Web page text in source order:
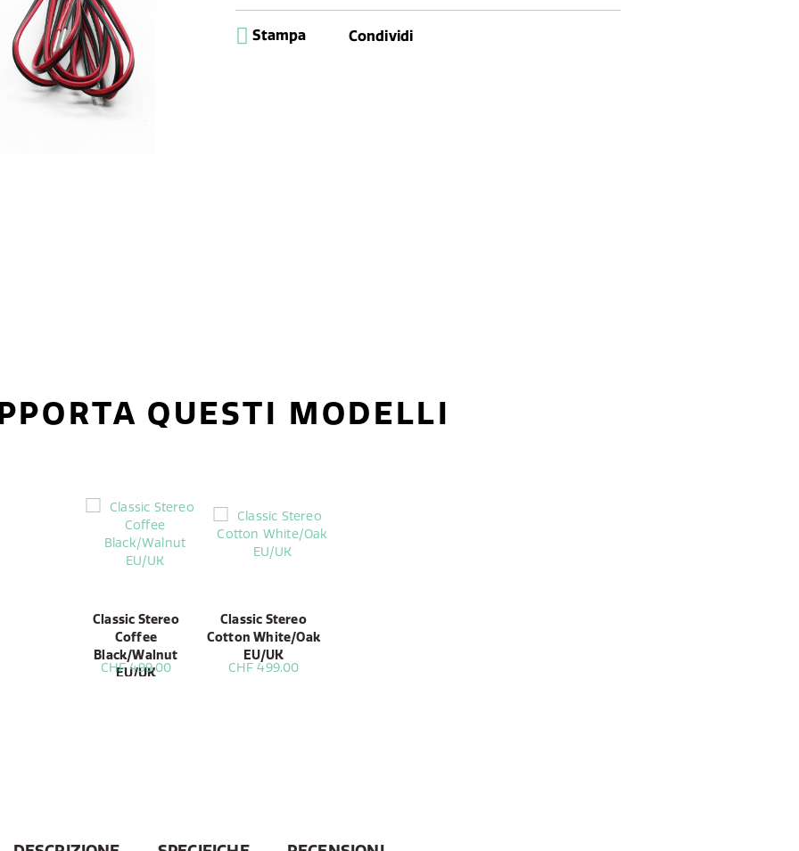
Stampa Condividi
QUESTI MODELLI
Classic Stereo
Coffee
Black/Walnut
EU/UK
CHF 499.00
Classic Stereo
Cotton White/Oak
EU/UK
CHF 499.00